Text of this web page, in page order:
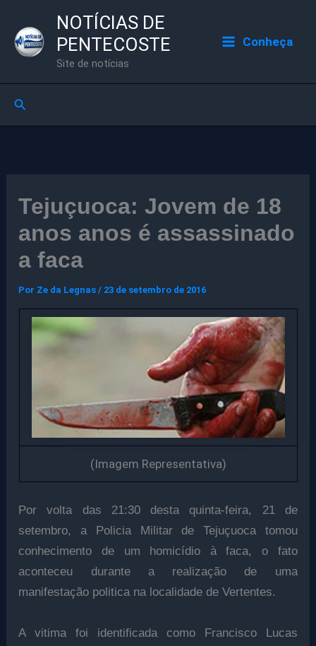
para
NOTÍCIAS DE
PENTECOSTE
Site de notícias
Conheça
Pesquisar
Tejuçuoca: Jovem de 18
anos anos é assassinado
a faca
Por Ze da Legnas/ 23 de setembro de 2016
(Imagem Representativa)
Por volta das 21:30 desta quinta-feira, 21 de
setembro, a Policia Militar de Tejuçuoca tomou
conhecimento de um homicídio à faca, o fato
aconteceu durante a realização de uma
manifestação politica na localidade de Vertentes.
A vitima foi identificada como Francisco Lucas